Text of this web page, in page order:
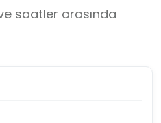
saatler arasında